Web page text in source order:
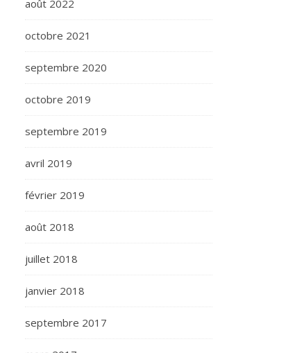
août 2022
octobre 2021
septembre 2020
octobre 2019
septembre 2019
avril 2019
février 2019
août 2018
juillet 2018
janvier 2018
septembre 2017